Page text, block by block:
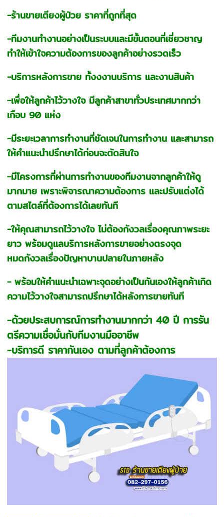
-ร้านขายเตียงผู้ป่วย ราคาที่ถูกที่สุด
-ทีมงานทำงานอย่างเป็นระบบและมีขั้นตอนที่เชี่ยวชาญ
ทำให้เข้าใจความต้องการของลูกค้าอย่างรวดเร็ว
-บริการหลังการขาย ทั้งงงานบริการ และงานสินค้า
-เพื่อให้ลูกค้าไว้วางใจ มีลูกค้าสาขาทั่วประเทศมากกว่า
เกือบ 90 แห่ง
-มีระยะเวลาการทำงานที่ชัดเจนในการทำงาน และสามารถ
ให้คำแนะนำปรึกษาได้ก่อนจะตัดสินใจ
-มีโครงการที่ผ่านการทำงานของทีมงานจากลูกค้าให้ดู
มากมาย เพราะพิจารณาความต้องการ และปรับแต่งได้
ตามสไตล์ที่ต้องการได้เลยทันที
-ให้คุณสามารถไว้วางใจ ไม่ต้องกังวลเรื่องคุณภาพระยะ
ยาว พร้อมดูแลบริการหลังการขายอย่างตรงจุด
หมดกังวลเรื่องปัญหาบานปลายในภายหลัง
- พร้อมให้คำแนะนำเฉพาะจุดอย่างเป็นกันเองให้ลูกค้าเกิด
ความไว้วางใจสามารถปรึกษาได้หลังการขายทันที
-ด้วยประสบการณ์การทำงานมากกว่า 40 ปี การรัน
ตรีความเชื่อมั่นกับทีมงานมืออาชีพ
-บริการดี ราคากันเอง ตามที่ลูกค้าต้องการ